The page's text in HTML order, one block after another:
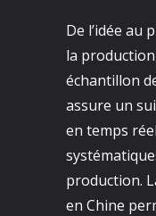
De l’idée au
la
échantillon
assure un
en temps
production.
en Chine